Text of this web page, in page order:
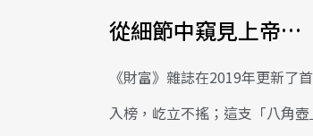
從細節中窺見上帝…
《財富》雜誌在2019年更新
入榜，屹立不搖；這支「八角